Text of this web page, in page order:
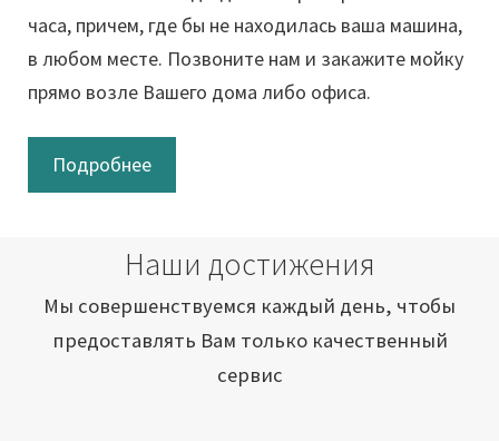
часа, причем, где бы не находилась ваша машина,
в любом месте. Позвоните нам и закажите мойку
прямо возле Вашего дома либо офиса.
Подробнее
Наши достижения
Мы совершенствуемся каждый день, чтобы
предоставлять Вам только качественный
сервис